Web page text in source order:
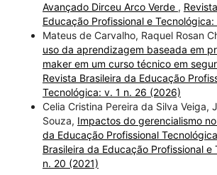
Avançado Dirceu Arco Verde ,
Educação Profissional e
Mateus de Carvalho, Raquel Rosan
uso da aprendizagem baseada em
maker em um curso técnico em
Revista Brasileira da Educação
Tecnológica: v. 1 n. 26 (2026)
Celia Cristina Pereira da Silva Veiga,
Souza, Impactos do gerencialismo
da Educação Profissional
Brasileira da Educação Profissional e
n. 20 (2021)